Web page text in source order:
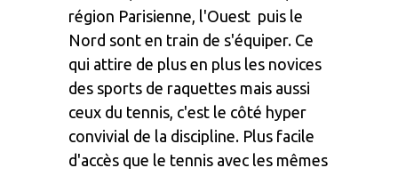
région Parisienne, l'Ouest puis le
Nord sont en train de s'équiper. Ce
qui attire de plus en plus les novices
des sports de raquettes mais aussi
ceux du tennis, c'est le côté hyper
convivial de la discipline. Plus facile
d'accès que le tennis avec les mêmes